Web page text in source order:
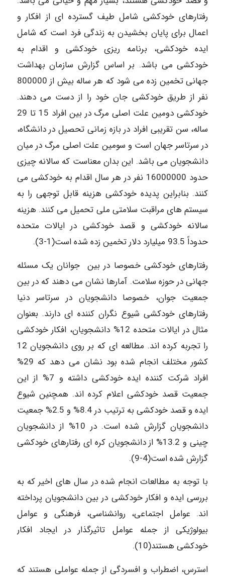
رفتارهای خودکشی شامل طیف گسترده ای از افکار و
اعمال برای پایان بخشیدن به زندگی فرد است که شامل
ایده خودکشی، برنامه ریزی خودکشی و اقدام به
خودکشی می باشد. بر اساس گزارش سازمان بهداشت
جهانی تخمین زده می شود که هر ساله بیش از 800000
نفر از طریق خودکشی جان خود را از دست می دهند.
خودکشی دومین علت اصلی مرگ در بین افراد 15 تا 29
ساله، سن تقریبی افراد در بازه زمانی تحصیل در دانشگاه،
در سرتاسر جهان است و سومین علت اصلی مرگ در میان
دانشجویان می باشد. این بدان معناست که سالانه چیزی
حدود 16000000 نفر در هر سال اقدام به خودکشی می
کنند. بنابراین پدیده خودکشی هزینه قابل توجهی را به
سیستم های مراقبت سلامتی ملی تحمیل می کنند. هزینه
سالانه خودکشی و قصد خودکشی در ایالات متحده
حدوداً 93.5 میلیارد دلار تخمین زده شده است(1-3).
رفتارهای خودکشی خصوصا در بین جوانان یک مسئله
جهانی در حوزه سلامت. آمارها نشان می دهند که در بین
جمعیت جوان، خصوصا دانشجویان در سرتاسر دنیا
رفتارهای خودکشی شیوع نگران کننده ای دارند. بعنوان
مثال در ایالات متحده 12% دانشجویان، افکار خودکشی
را تجربه کرده اند. مطالعه ای که بر روی دانشجویان 12
کشور مختلف انجام شده بود نشان می دهد که 29%
افراد شرکت کننده ایده خودکشی داشته و 7% از این
جمعیت قصد خودکشی اعلام کرده اند. همچنین شیوع
ایده و قصد خودکشی به ترتیب در 8.4% و 2.5% جمعیت
دانشجویان گزارش شده است. در 10% از دانشجویان
چینی و 13.2% از دانشجویان کره ای رفتارهای خودکشی
گزارش شده است(4-9).
با توجه به مطالعات انجام شده در سال های اخیر که به
بررسی ایده و افکار خودکشی در بین دانشجویان پرداخته
اند. عوامل اجتماعی، روانشناسی، فرهنگی و عوامل
بیولوژیکی از جمله عوامل تاثیرگذار در ایجاد افکار
خودکشی هستند(10).
استرس، اضطراب و افسردگی از جمله عواملی هستند که